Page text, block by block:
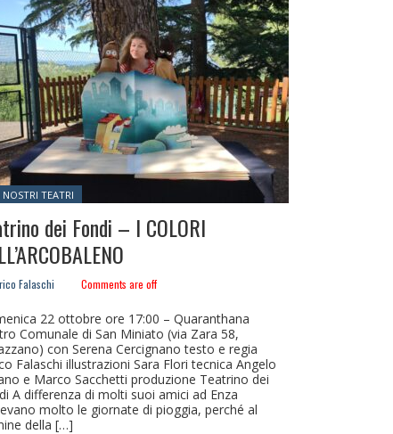
in:
NOSTRI TEATRI
dei Fondi – I COLORI
Falaschi Comments are off
22 ottobre ore 17:00 – Quaranthana
Comunale di San Miniato (via Zara 58,
con Serena Cercignano testo e regia
Falaschi illustrazioni Sara Flori tecnica Angelo
e Marco Sacchetti produzione Teatrino dei
A differenza di molti suoi amici ad Enza
molto le giornate di pioggia, perché al
della […]